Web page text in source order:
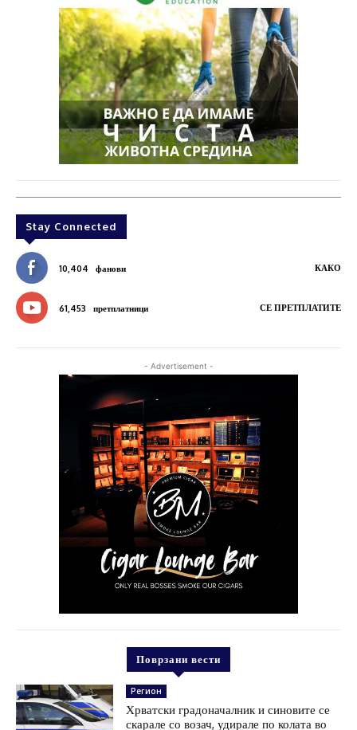
Stay Connected
10,404 фанови КАКО
61,453 претплатници СЕ ПРЕТПЛАТИТЕ
- Advertisement -
Поврзани вести
Регион
Хрватски градоначалник и синовите се
скарале со возач, удирале по колата во